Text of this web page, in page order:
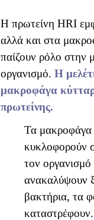
Η πρωτείνη HRI
αλλά και στα
παίζουν ρόλο στην
οργανισμό. Η
μακροφάγα
πρωτείνης.
Τα μακροφάγα
κυκλοφορούν
τον
ανακαλύψουν
βακτήρια, τα